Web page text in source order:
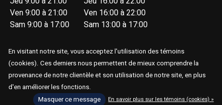
Ven 9:00 à 21:00
Sam 9:00 à 17:00
Ven 16:00 à 22:00
Sam 13:00 à 17:00
© Copyright 2026 Maïkan Aventure
En visitant notre site, vous acceptez l'utilisation des témoins
(cookies). Ces derniers nous permettent de mieux comprendre la
provenance de notre clientèle et son utilisation de notre site, en plus
d'en améliorer les fonctions.
Masquer ce message
En savoir plus sur les témoins (cookies) »